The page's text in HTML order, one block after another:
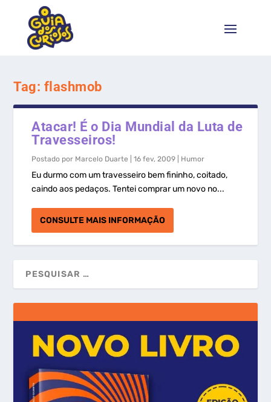
Tag: flashmob
Atacar! É o Dia Mundial da Luta de
Travesseiros!
Postado por Marcelo Duarte |16 fev, 2009 Humor
Eu durmo com um travesseiro bem fininho, coitado,
caindo aos pedaços. Tentei comprar um novo no...
CONSULTE MAIS INFORMAÇÃO